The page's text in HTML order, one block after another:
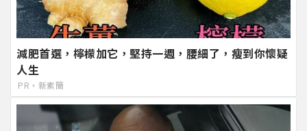
減肥首選，檸檬加它，堅持一週，腰細了，瘦到你懷疑
人生
PR・新素簡